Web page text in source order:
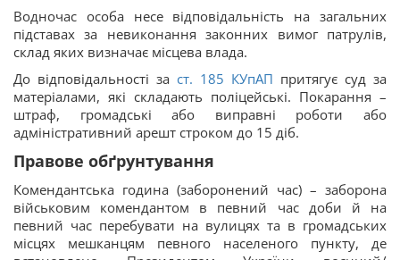
Водночас особа несе відповідальність на загальних
підставах за невиконання законних вимог патрулів,
склад яких визначає місцева влада.
До відповідальності за ст. 185 КУпАП притягує суд за
матеріалами, які складають поліцейські. Покарання –
штраф, громадські або виправні роботи або
адміністративний арешт строком до 15 діб.
Правове обґрунтування
Комендантська година (заборонений час) – заборона
військовим комендантом в певний час доби й на
певний час перебувати на вулицях та в громадських
місцях мешканцям певного населеного пункту, де